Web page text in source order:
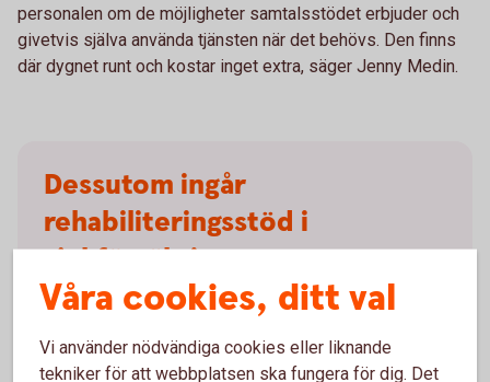
personalen om de möjligheter samtalsstödet erbjuder och
givetvis själva använda tjänsten när det behövs. Den finns
där dygnet runt och kostar inget extra, säger Jenny Medin.
Dessutom ingår
rehabiliteringsstöd i
sjukförsäkringen
Om någon medarbetare blir långvarigt sjukskriven är
rehabiliteringsplan för hur medarbetaren ska komma
Våra cookies, ditt val
Vi använder nödvändiga cookies eller liknande
tekniker för att webbplatsen ska fungera för dig. Det